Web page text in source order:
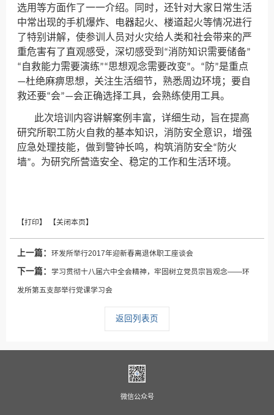
选用等方面作了一一介绍。同时，还针对大家日常生活
中常出现的手机爆炸、电器起火、楼道起火等情况进行
了特别讲解，使参训人员对火灾给人类和社会带来的严
重危害有了直观感受，深切感受到“消防知识需要储备”
“自救能力需要演练”“思想观念需要改变”。“防”是重点
—杜绝麻痹思想，关注生活细节，熟悉周边环境；要自
救还要“会”—会正确选择工具，会熟练使用工具。
此次培训内容讲解案例丰富，详细生动，旨在提高
研究所职工防火自救的基本知识，消防安全意识，增强
应急处理技能，做到警钟长鸣，构筑消防安全“防火
墙”。为研究所营造安全、稳定的工作和生活环境。
上一篇：环发所举行2017年迎新春离退休职工座谈会
下一篇：学习贯彻十八届六中全会精神，牢固树立党员宗旨观念——环
发所第五支部举行党课学习会
返回列表页
微信公众号